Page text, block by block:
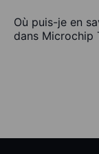
Où puis-je en
dans Microchip